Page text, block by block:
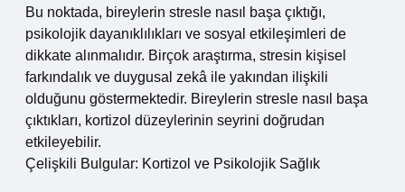
Bu noktada, bireylerin stresle nasıl başa çıktığı,
psikolojik dayanıklılıkları ve sosyal etkileşimleri de
dikkate alınmalıdır. Birçok araştırma, stresin kişisel
farkındalık ve duygusal zekâ ile yakından ilişkili
olduğunu göstermektedir. Bireylerin stresle nasıl başa
çıktıkları, kortizol düzeylerinin seyrini doğrudan
etkileyebilir.
Çelişkili Bulgular: Kortizol ve Psikolojik Sağlık